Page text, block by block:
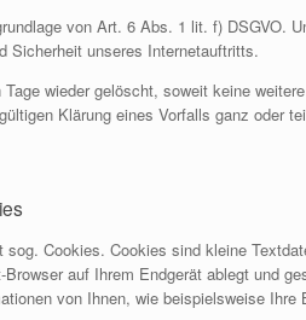
von Art. 6 Abs. 1 lit. f) DSGVO.
Sicherheit unseres Internetauftritts.
wieder gelöscht, soweit keine
Klärung eines Vorfalls ganz oder
Cookies. Cookies sind kleine
auf Ihrem Endgerät ablegt und
von Ihnen, wie beispielsweise Ihre